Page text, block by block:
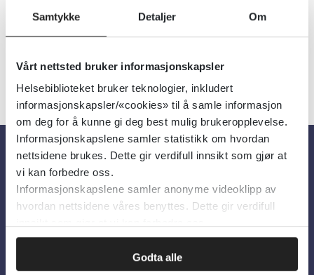
Samtykke Detaljer Om
Vårt nettsted bruker informasjonskapsler
Helsebiblioteket bruker teknologier, inkludert
informasjonskapsler/«cookies» til å samle informasjon
om deg for å kunne gi deg best mulig brukeropplevelse.
Informasjonskapslene samler statistikk om hvordan
nettsidene brukes. Dette gir verdifull innsikt som gjør at
vi kan forbedre oss.
Informasjonskapslene samler anonyme videoklipp av
hvordan nettsidene våres benyttes. Dette gir verdifull
Godta alle
1Treff Alfabetisk
Om oss
Personvern og informasjonskapsler
Tilgjengelighetserklæring